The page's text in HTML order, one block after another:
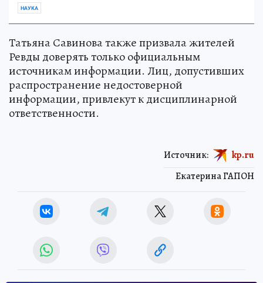
НАУКА
Татьяна Савинова также призвала жителей
Ревды доверять только официальным
источникам информации. Лиц, допустивших
распространение недостоверной
информации, привлекут к дисциплинарной
ответственности.
Екатерина ГАПОН
Источник: kp.ru